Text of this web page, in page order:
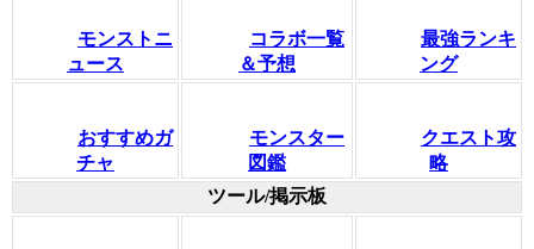
モンストニ
ュース
コラボ一覧
＆予想
最強ランキ
ング
おすすめガ
チャ
モンスター
図鑑
クエスト攻
略
ツール/掲示板